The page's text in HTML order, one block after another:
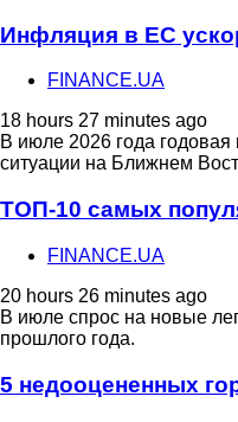
Инфляция в ЕС
FINANCE.UA
18 hours 27 minutes ago
В июле 2026 года
ситуации на Ближнем
ТОП-10 самых
FINANCE.UA
20 hours 26 minutes ago
В июле спрос на новые
прошлого года.
5 недооцененных